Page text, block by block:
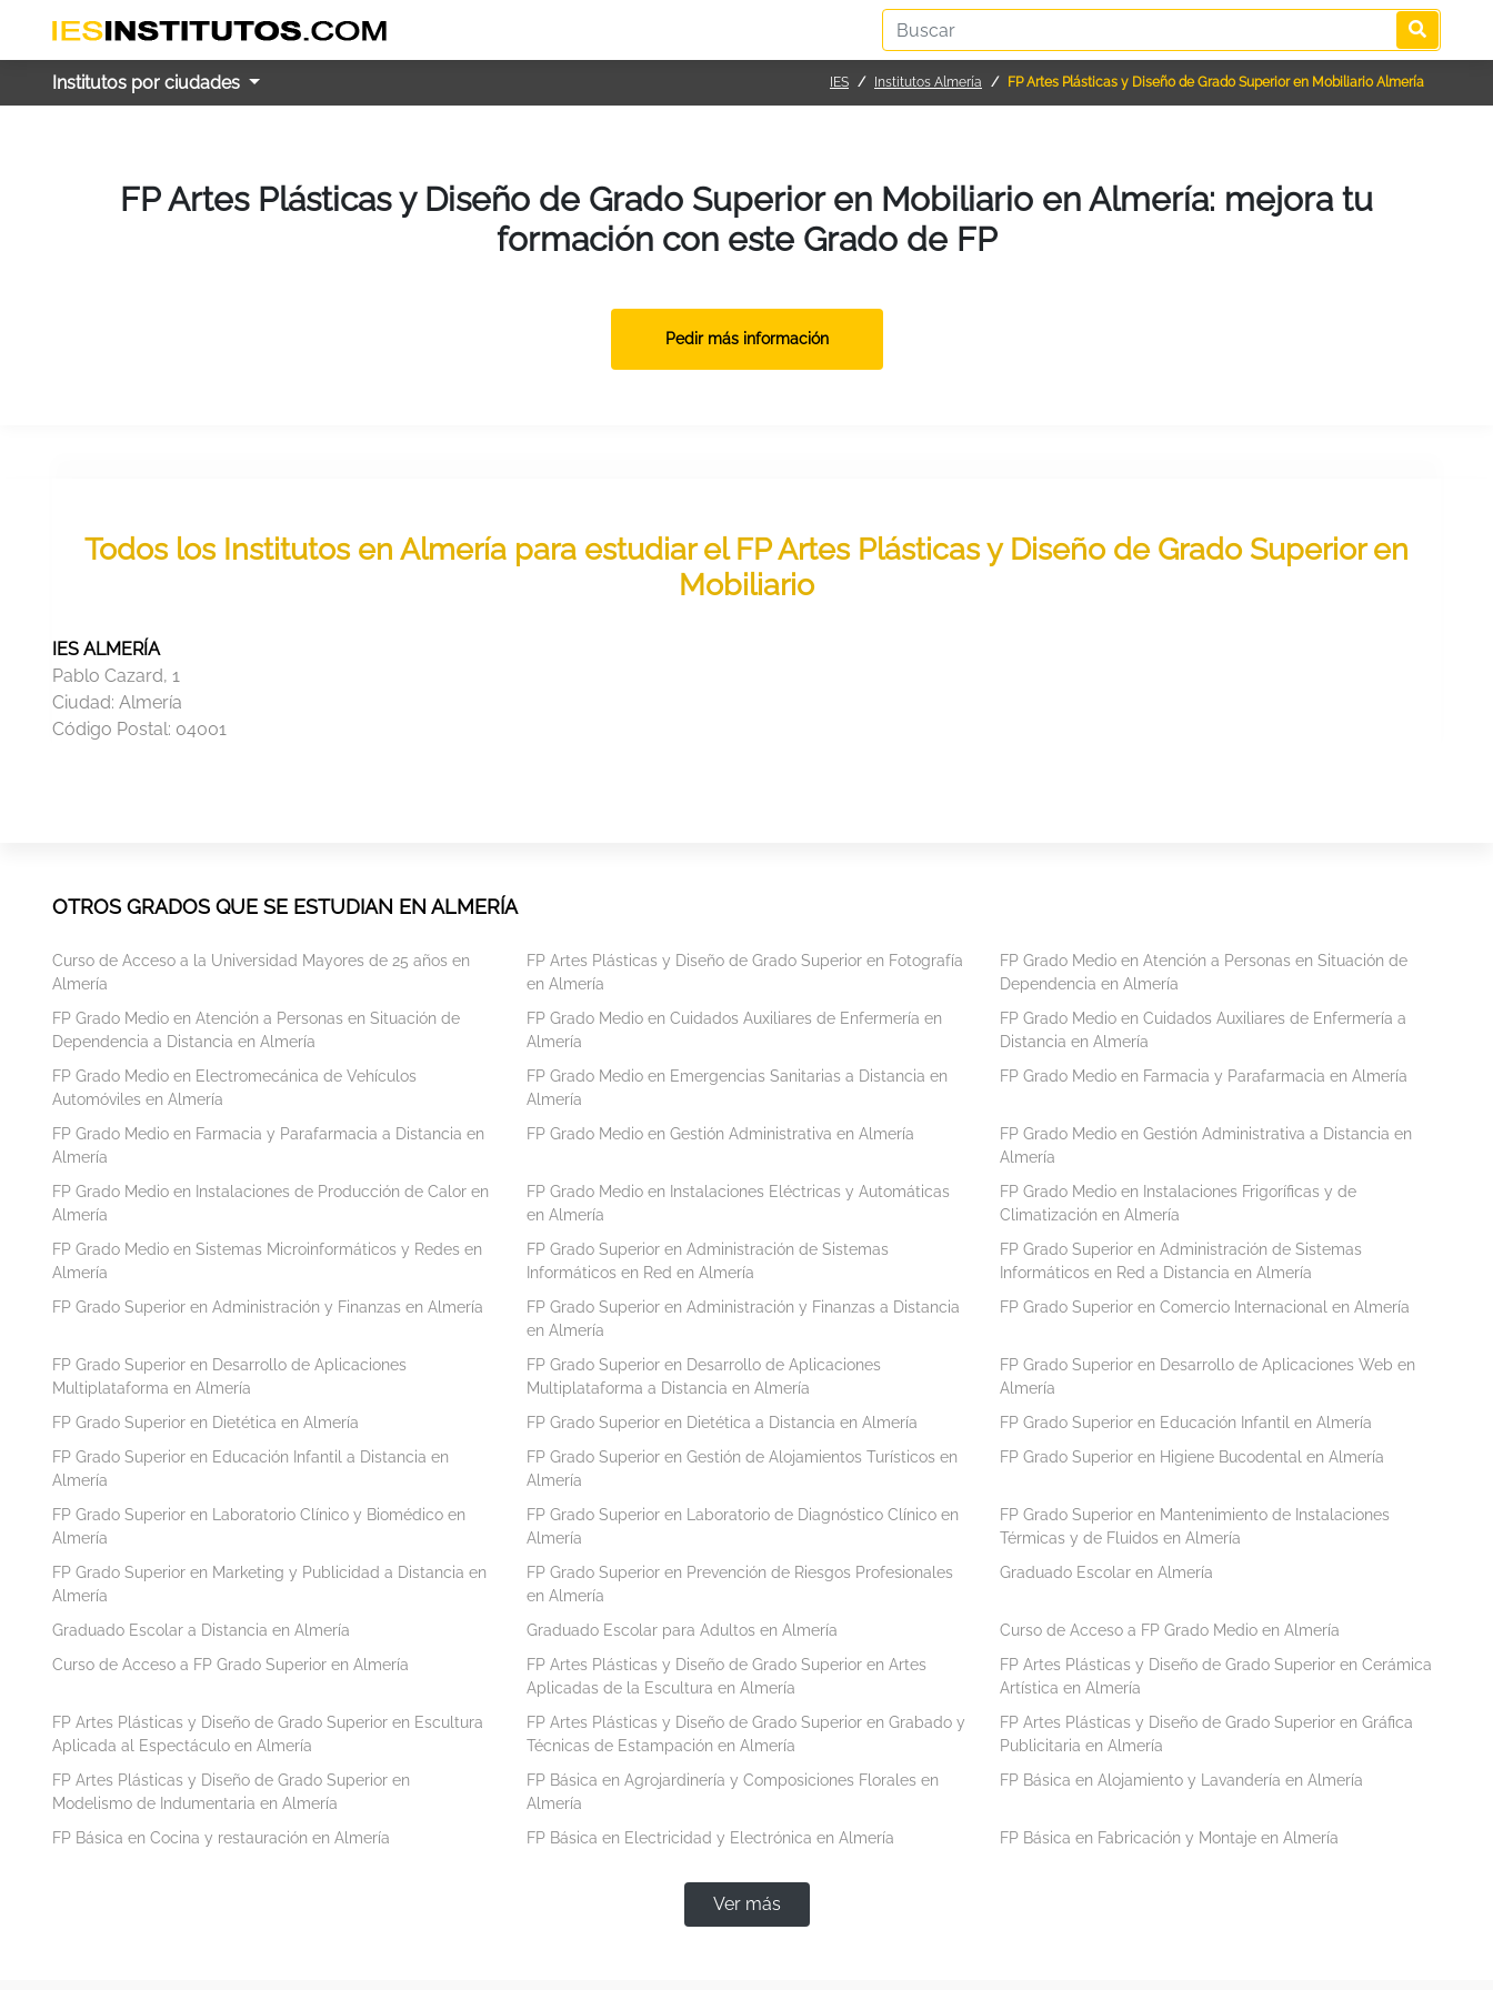
Institutos por ciudades IES Institutos Almería FP Artes Plásticas y Diseño de Grado Superior en Mobiliario Almería
FP Artes Plásticas y Diseño de Grado Superior en Mobiliario en Almería: mejora tu
formación con este Grado de FP
Pedir más información
Todos los Institutos en Almería para estudiar el FP Artes Plásticas y Diseño de Grado Superior en
Mobiliario
IES ALMERÍA
Pablo Cazard, 1
Ciudad: Almería
Código Postal: 04001
OTROS GRADOS QUE SE ESTUDIAN EN ALMERÍA
Curso de Acceso a la Universidad Mayores de 25 años en
Almería
FP Artes Plásticas y Diseño de Grado Superior en Fotografía
en Almería
FP Grado Medio en Atención a Personas en Situación de
Dependencia en Almería
FP Grado Medio en Atención a Personas en Situación de
Dependencia a Distancia en Almería
FP Grado Medio en Cuidados Auxiliares de Enfermería en
Almería
FP Grado Medio en Cuidados Auxiliares de Enfermería a
Distancia en Almería
FP Grado Medio en Electromecánica de Vehículos
Automóviles en Almería
FP Grado Medio en Emergencias Sanitarias a Distancia en
Almería
FP Grado Medio en Farmacia y Parafarmacia en Almería
FP Grado Medio en Farmacia y Parafarmacia a Distancia en
Almería
FP Grado Medio en Gestión Administrativa en Almería
FP Grado Medio en Gestión Administrativa a Distancia en
Almería
FP Grado Medio en Instalaciones de Producción de Calor en
Almería
FP Grado Medio en Instalaciones Eléctricas y Automáticas
en Almería
FP Grado Medio en Instalaciones Frigoríficas y de
Climatización en Almería
FP Grado Medio en Sistemas Microinformáticos y Redes en
Almería
FP Grado Superior en Administración de Sistemas
Informáticos en Red en Almería
FP Grado Superior en Administración de Sistemas
Informáticos en Red a Distancia en Almería
FP Grado Superior en Administración y Finanzas en Almería
FP Grado Superior en Administración y Finanzas a Distancia
en Almería
FP Grado Superior en Comercio Internacional en Almería
FP Grado Superior en Desarrollo de Aplicaciones
Multiplataforma en Almería
FP Grado Superior en Desarrollo de Aplicaciones
Multiplataforma a Distancia en Almería
FP Grado Superior en Desarrollo de Aplicaciones Web en
Almería
FP Grado Superior en Dietética en Almería
FP Grado Superior en Dietética a Distancia en Almería
FP Grado Superior en Educación Infantil en Almería
FP Grado Superior en Educación Infantil a Distancia en
Almería
FP Grado Superior en Gestión de Alojamientos Turísticos en
Almería
FP Grado Superior en Higiene Bucodental en Almería
FP Grado Superior en Laboratorio Clínico y Biomédico en
Almería
FP Grado Superior en Laboratorio de Diagnóstico Clínico en
Almería
FP Grado Superior en Mantenimiento de Instalaciones
Térmicas y de Fluidos en Almería
FP Grado Superior en Marketing y Publicidad a Distancia en
Almería
FP Grado Superior en Prevención de Riesgos Profesionales
en Almería
Graduado Escolar en Almería
Graduado Escolar a Distancia en Almería Graduado Escolar para Adultos en Almería
Curso de Acceso a FP Grado Medio en Almería
Curso de Acceso a FP Grado Superior en Almería
FP Artes Plásticas y Diseño de Grado Superior en Artes
Aplicadas de la Escultura en Almería
FP Artes Plásticas y Diseño de Grado Superior en Cerámica
Artística en Almería
FP Artes Plásticas y Diseño de Grado Superior en Escultura
Aplicada al Espectáculo en Almería
FP Artes Plásticas y Diseño de Grado Superior en Grabado y
Técnicas de Estampación en Almería
FP Artes Plásticas y Diseño de Grado Superior en Gráfica
Publicitaria en Almería
FP Artes Plásticas y Diseño de Grado Superior en
Modelismo de Indumentaria en Almería
FP Básica en Agrojardinería y Composiciones Florales en
Almería
FP Básica en Alojamiento y Lavandería en Almería
FP Básica en Cocina y restauración en Almería FP Básica en Electricidad y Electrónica en Almería FP Básica en Fabricación y Montaje en Almería
Ver más